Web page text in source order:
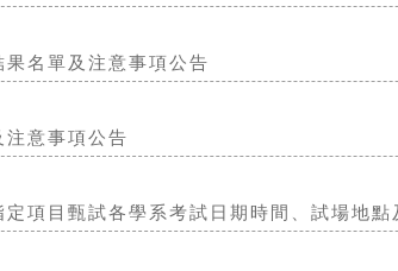
名單及注意事項公告
意事項公告
項目甄試各學系考試日期時間、試場地點